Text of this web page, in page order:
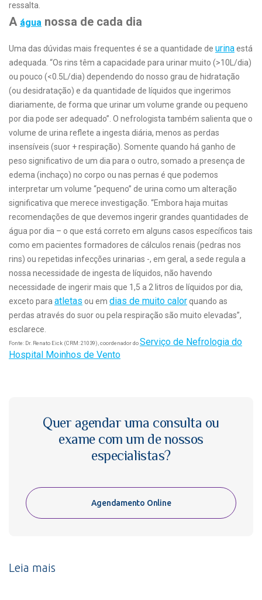
ressalta.
A água nossa de cada dia
Uma das dúvidas mais frequentes é se a quantidade de urinaestá
adequada. “Os rins têm a capacidade para urinar muito (>10L/dia)
ou pouco (<0.5L/dia) dependendo do nosso grau de hidratação
(ou desidratação) e da quantidade de líquidos que ingerimos
diariamente, de forma que urinar um volume grande ou pequeno
por dia pode ser adequado”. O nefrologista também salienta que o
volume de urina reflete a ingesta diária, menos as perdas
insensíveis (suor + respiração). Somente quando há ganho de
peso significativo de um dia para o outro, somado a presença de
edema (inchaço) no corpo ou nas pernas é que podemos
interpretar um volume “pequeno” de urina como um alteração
significativa que merece investigação. “Embora haja muitas
recomendações de que devemos ingerir grandes quantidades de
água por dia – o que está correto em alguns casos específicos tais
como em pacientes formadores de cálculos renais (pedras nos
rins) ou repetidas infecções urinarias -, em geral, a sede regula a
nossa necessidade de ingesta de líquidos, não havendo
necessidade de ingerir mais que 1,5 a 2 litros de líquidos por dia,
exceto para atletas ou em dias de muito calorquando as
perdas através do suor ou pela respiração são muito elevadas”,
esclarece.
Fonte: Dr. Renato Eick (CRM: 21039), coordenador doServiço de Nefrologia do
Hospital Moinhos de Vento
Quer agendar uma consulta ou
exame com um de nossos
especialistas?
Agendamento Online
Leia mais